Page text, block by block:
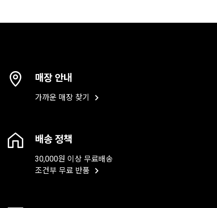
매장 안내
가까운 매장 찾기
배송 정책
30,000원 이상 무료배송
조건부 무료 반품